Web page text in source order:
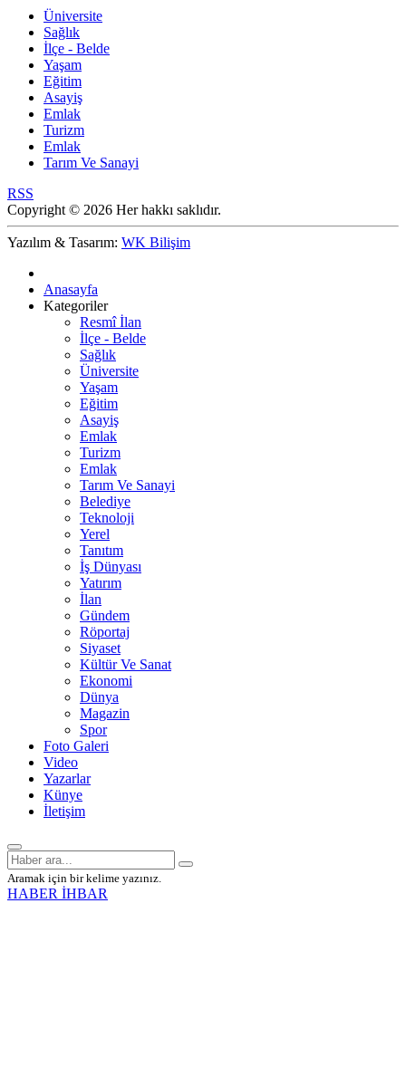
Üniversite
Sağlık
İlçe - Belde
Yaşam
Eğitim
Asayiş
Emlak
Turizm
Emlak
Tarım Ve Sanayi
RSS
Copyright © 2026 Her hakkı saklıdır.
Yazılım & Tasarım: WK Bilişim
Anasayfa
Kategoriler
Resmî İlan
İlçe - Belde
Sağlık
Üniversite
Yaşam
Eğitim
Asayiş
Emlak
Turizm
Emlak
Tarım Ve Sanayi
Belediye
Teknoloji
Yerel
Tanıtım
İş Dünyası
Yatırım
İlan
Gündem
Röportaj
Siyaset
Kültür Ve Sanat
Ekonomi
Dünya
Magazin
Spor
Foto Galeri
Video
Yazarlar
Künye
İletişim
Aramak için bir kelime yazınız.
HABER İHBAR